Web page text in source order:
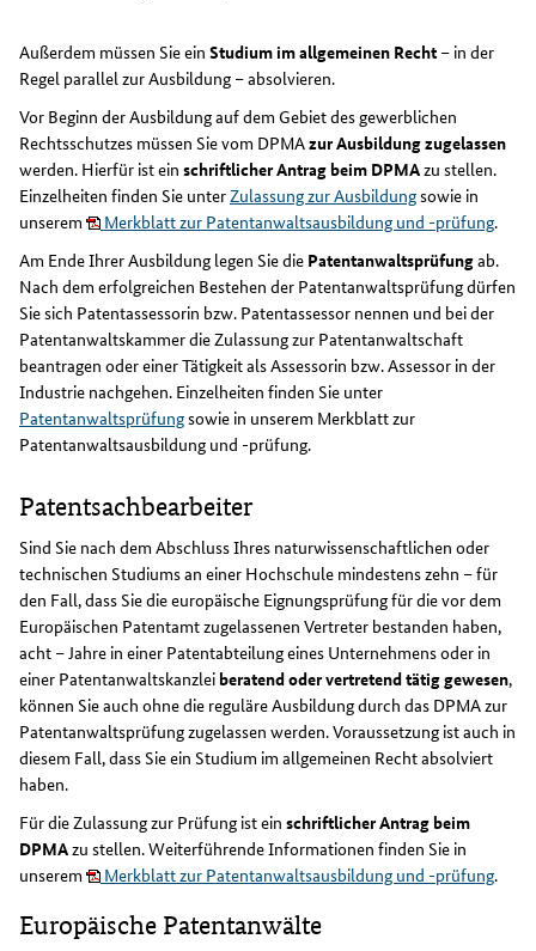
Außerdem müssen Sie ein Studium im allgemeinen Recht – in der
Regel parallel zur Ausbildung – absolvieren.
Vor Beginn der Ausbildung auf dem Gebiet des gewerblichen
Rechtsschutzes müssen Sie vom DPMAzur Ausbildung zugelassen
werden. Hierfür ist ein schriftlicher Antrag beim DPMAzu stellen.
Einzelheiten finden Sie unterZulassung zur Ausbildungsowie in
unserem
Merkblatt zur Patentanwaltsausbildung und -prüfung.
Am Ende Ihrer Ausbildung legen Sie die Patentanwaltsprüfungab.
Nach dem erfolgreichen Bestehen der Patentanwaltsprüfung dürfen
Sie sich Patentassessorin bzw. Patentassessor nennen und bei der
Patentanwaltskammer die Zulassung zur Patentanwaltschaft
beantragen oder einer Tätigkeit als Assessorin bzw. Assessor in der
Industrie nachgehen. Einzelheiten finden Sie unter
Patentanwaltsprüfungsowie in unserem Merkblatt zur
Patentanwaltsausbildung und -prüfung.
Patentsachbearbeiter
Sind Sie nach dem Abschluss Ihres naturwissenschaftlichen oder
technischen Studiums an einer Hochschule mindestens zehn – für
den Fall, dass Sie die europäische Eignungsprüfung für die vor dem
Europäischen Patentamt zugelassenen Vertreter bestanden haben,
acht – Jahre in einer Patentabteilung eines Unternehmens oder in
einer Patentanwaltskanzlei beratend oder vertretend tätig gewesen,
können Sie auch ohne die reguläre Ausbildung durch das DPMA zur
Patentanwaltsprüfung zugelassen werden. Voraussetzung ist auch in
diesem Fall, dass Sie ein Studium im allgemeinen Recht absolviert
haben.
Für die Zulassung zur Prüfung ist ein schriftlicher Antrag beim
DPMAzu stellen. Weiterführende Informationen finden Sie in
unserem
Merkblatt zur Patentanwaltsausbildung und -prüfung.
Europäische Patentanwälte